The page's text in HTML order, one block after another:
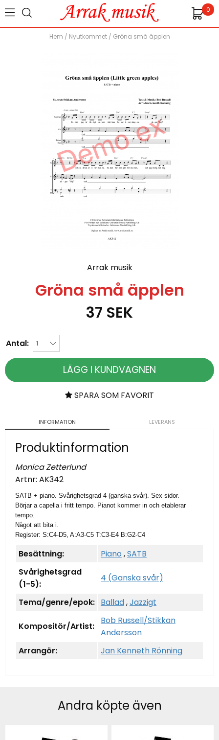
0
Hem / Nyutkommet/ Gröna små äpplen
Arrak musik
Gröna små äpplen
37 SEK
Antal:
LÄGG I KUNDVAGNEN
SPARA SOM FAVORIT
INFORMATION LEVERANS
Produktinformation
Monica Zetterlund
Artnr: AK342
SATB + piano. Svårighetsgrad 4 (ganska svår). Sex sidor.
Börjar a capella i fritt tempo. Pianot kommer in och etablerar
tempo.
Något att bita i.
Register: S:C4-D5, A:A3-C5 T:C3-E4 B:G2-C4
Besättning: Piano ,SATB
Svårighetsgrad
(1-5):
4 (Ganska svår)
Tema/genre/epok: Ballad,Jazzigt
Kompositör/Artist:
Bob Russell/Stikkan
Andersson
Arrangör:
Jan Kenneth Rönning
Andra köpte även